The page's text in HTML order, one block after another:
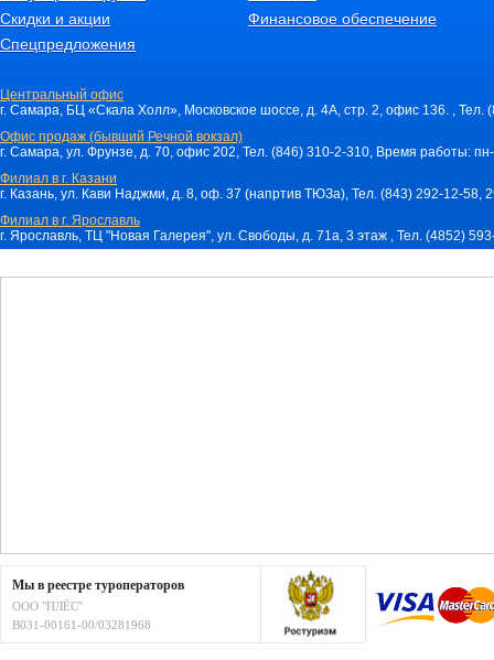
Скидки и акции
Спецпредложения
Финансовое обеспечение
Центральный офис
г. Самара, БЦ «Скала Холл», Московское шоссе, д. 4А, стр. 2, офис 136. ,
Офис продаж (бывший Речной вокзал)
г. Самара, ул. Фрунзе, д. 70, офис 202, Тел. (846) 310-2-310, Время работы:
Филиал в г. Казани
г. Казань, ул. Кави Наджми, д. 8, оф. 37 (напртив ТЮЗа), Тел. (843) 292-12-
Филиал в г. Ярославль
г. Ярославль, ТЦ "Новая Галерея", ул. Свободы, д. 71a, 3 этаж , Тел. (4852)
Мы в реестре туроператоров
ООО "ПЛЁС"
В031-00161-00/03281968